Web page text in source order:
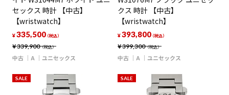
セックス 時計 【中古】
【wristwatch】
¥339,900（税込）
¥335,500（税込）
中古 A ユニセックス
クス 時計 【中古】
【wristwatch】
¥399,300（税込）
¥393,800（税込）
中古 A ユニセックス
SALE SALE